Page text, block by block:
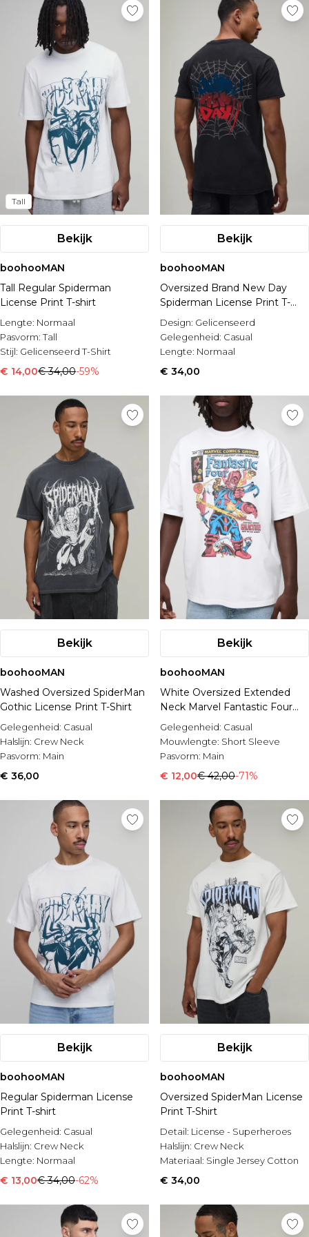
Tall
Bekijk
boohooMAN
Tall Regular Spiderman
License Print T-shirt
Lengte: Normaal
Pasvorm:Tall
Stijl: Gelicenseerd T-Shirt
€ 14,00€ 34,00-59%
Bekijk
boohooMAN
Oversized Brand New Day
Spiderman License Print T-
shirt
Design: Gelicenseerd
Gelegenheid: Casual
Lengte: Normaal
€ 34,00
Bekijk
boohooMAN
Washed Oversized SpiderMan
Gothic License Print T-Shirt
Gelegenheid: Casual
Halslijn: Crew Neck
Pasvorm: Main
€ 36,00
Bekijk
boohooMAN
White Oversized Extended
Neck Marvel Fantastic Four
License T-Shirt
Gelegenheid: Casual
Mouwlengte: Short Sleeve
Pasvorm: Main
€ 12,00€ 42,00-71%
Bekijk
boohooMAN
Regular Spiderman License
Print T-shirt
Gelegenheid: Casual
Halslijn: Crew Neck
Lengte: Normaal
€ 13,00€ 34,00-62%
Bekijk
boohooMAN
Oversized SpiderMan License
Print T-Shirt
Detail: License - Superheroes
Halslijn: Crew Neck
Materiaal: Single Jersey Cotton
€ 34,00